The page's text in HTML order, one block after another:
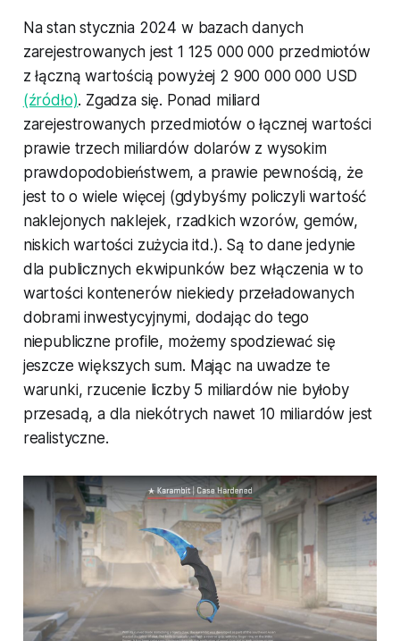
Na stan stycznia 2024 w bazach danych
zarejestrowanych jest 1 125 000 000 przedmiotów
z łączną wartością powyżej 2 900 000 000 USD
(źródło). Zgadza się. Ponad miliard
zarejestrowanych przedmiotów o łącznej wartości
prawie trzech miliardów dolarów z wysokim
prawdopodobieństwem, a prawie pewnością, że
jest to o wiele więcej (gdybyśmy policzyli wartość
naklejonych naklejek, rzadkich wzorów, gemów,
niskich wartości zużycia itd.). Są to dane jedynie
dla publicznych ekwipunków bez włączenia w to
wartości kontenerów niekiedy przeładowanych
dobrami inwestycyjnymi, dodając do tego
niepubliczne profile, możemy spodziewać się
jeszcze większych sum. Mając na uwadze te
warunki, rzucenie liczby 5 miliardów nie byłoby
przesadą, a dla niekótrych nawet 10 miliardów jest
realistyczne.